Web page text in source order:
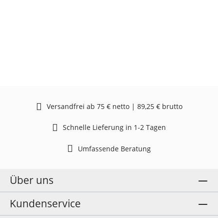
Versandfrei ab 75 € netto | 89,25 € brutto
Schnelle Lieferung in 1-2 Tagen
Umfassende Beratung
Über uns
Kundenservice